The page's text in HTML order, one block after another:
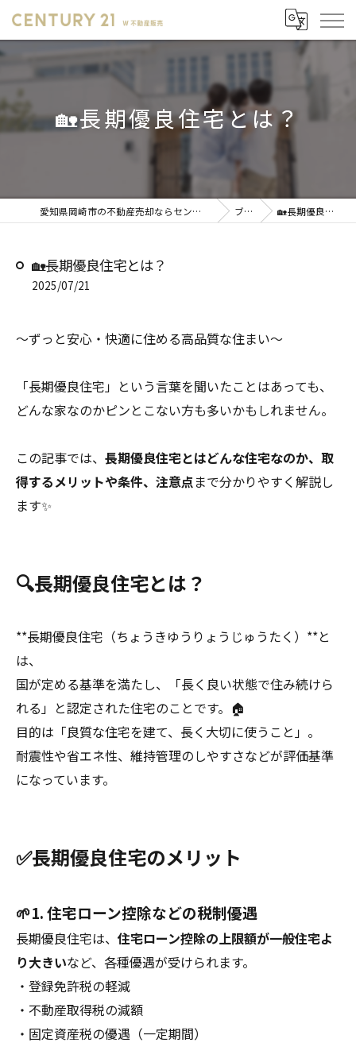
🏡長期優良住宅とは？
愛知県岡崎市の不動産売却ならセンチュリー21 W不動産販売 ブログ 🏡長期優良住宅とは？
🏡長期優良住宅とは？
2025/07/21
～ずっと安心・快適に住める高品質な住まい～
「長期優良住宅」という言葉を聞いたことはあっても、
どんな家なのかピンとこない方も多いかもしれません。
この記事では、 長期優良住宅とはどんな住宅なのか、取
得するメリットや条件、注意点まで分かりやすく解説し
ます✨
🔍長期優良住宅とは？
**長期優良住宅（ちょうきゆうりょうじゅうたく）**と
は、
国が定める基準を満たし、「長く良い状態で住み続けら
れる」と認定された住宅のことです。🏠
目的は「良質な住宅を建て、長く大切に使うこと」。
耐震性や省エネ性、維持管理のしやすさなどが評価基準
になっています。
✅長期優良住宅のメリット
🌱1. 住宅ローン控除などの税制優遇
長期優良住宅は、 住宅ローン控除の上限額が一般住宅よ
り大きいなど、各種優遇が受けられます。
・登録免許税の軽減
・不動産取得税の減額
・固定資産税の優遇（一定期間）